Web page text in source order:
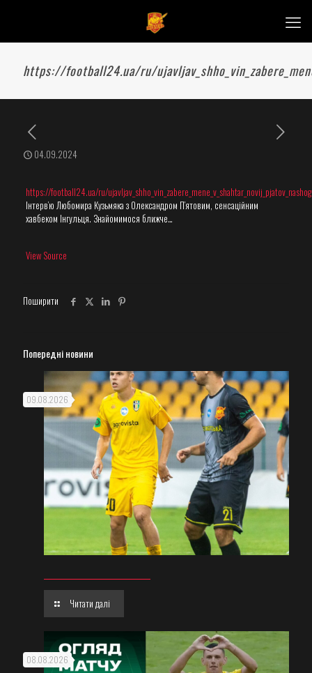
https://football24.ua/ru/
04.09.2024
https://football24.ua/ru/
Інтерв’ю Любомира Кузьмяка з Олександром П’ятовим, сенсаційним
хавбеком Інгульця. Знайомимося ближче…
View Source
Поширити
Попередні новини
09.08.2026
Читати далі
08.08.2026